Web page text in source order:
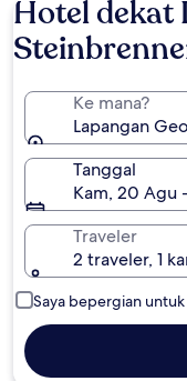
Hotel dekat
Ke mana?
Lapangan
Tanggal
Kam, 20 Agu
Traveler
2 traveler, 1
Saya bepergian